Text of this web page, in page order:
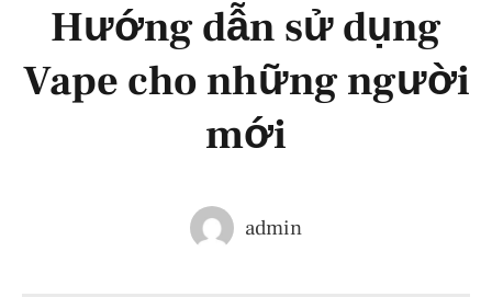
Hướng dẫn sử dụng
Vape cho những người
mới
admin